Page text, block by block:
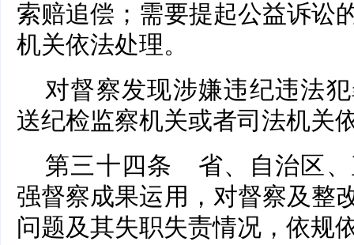
索赔追偿；需要提起公益诉讼
机关依法处理。
对督察发现涉嫌违纪违法
送纪检监察机关或者司法机关
第三十四条 省、自治区、
强督察成果运用，对督察及整
问题及其失职失责情况，依规